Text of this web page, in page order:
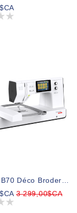
3 299,00$CA